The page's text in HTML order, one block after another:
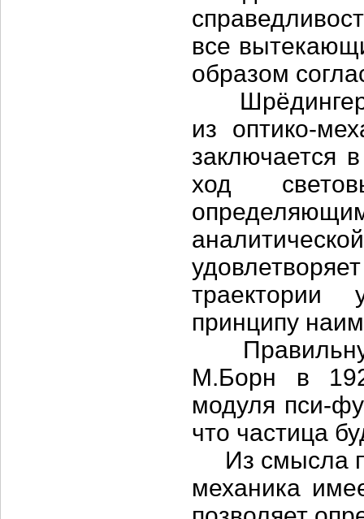
все
образом
Шрёдингер
из оптико-
заключается
ход
траектории
принципу
М.Борн в
модуля пси-
что частица
Из смысла
механика